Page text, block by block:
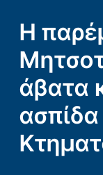
Η
άβατα
ασπίδα